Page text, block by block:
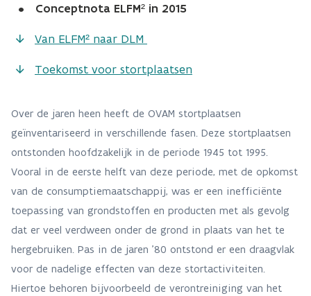
•
Conceptnota ELFM² in 2015
Van ELFM² naar DLM
Toekomst voor stortplaatsen
Over de jaren heen heeft de OVAM stortplaatsen
geïnventariseerd in verschillende fasen. Deze stortplaatsen
ontstonden hoofdzakelijk in de periode 1945 tot 1995.
Vooral in de eerste helft van deze periode, met de opkomst
van de consumptiemaatschappij, was er een inefficiënte
toepassing van grondstoffen en producten met als gevolg
dat er veel verdween onder de grond in plaats van het te
hergebruiken. Pas in de jaren ’80 ontstond er een draagvlak
voor de nadelige effecten van deze stortactiviteiten.
Hiertoe behoren bijvoorbeeld de verontreiniging van het